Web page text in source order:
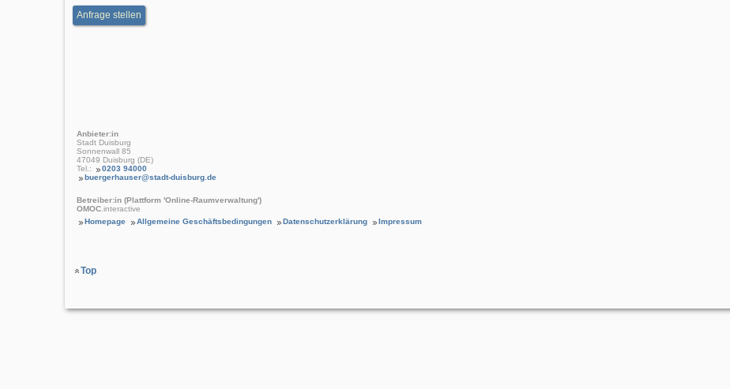
Anfrage stellen
Anbieter:in
Stadt Duisburg
Sonnenwall 85
47049 Duisburg (DE)
Tel.:
0203 94000
buergerhauser@stadt-duisburg.de
Betreiber:in (Plattform 'Online-Raumverwaltung')
OMOC .interactive
Homepage
Allgemeine Geschäftsbedingungen Datenschutzerklärung Impressum
Top